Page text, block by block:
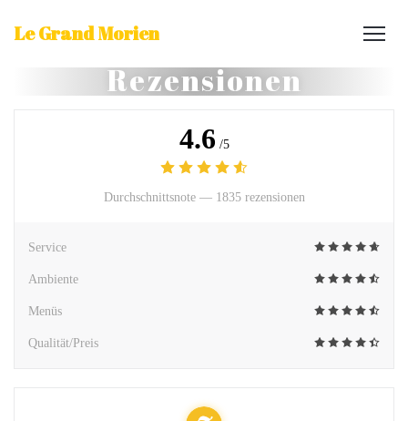
Le Grand Morien
Rezensionen
4.6 /5
Durchschnittsnote — 1835 rezensionen
Service
Ambiente
Menüs
Qualität/Preis